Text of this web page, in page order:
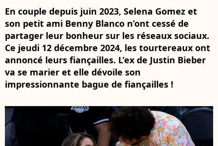
En couple depuis juin 2023, Selena Gomez et
son petit ami Benny Blanco n’ont cessé de
partager leur bonheur sur les réseaux sociaux.
Ce jeudi 12 décembre 2024, les tourtereaux ont
annoncé leurs fiançailles. L’ex de Justin Bieber
va se marier et elle dévoile son
impressionnante bague de fiançailles !